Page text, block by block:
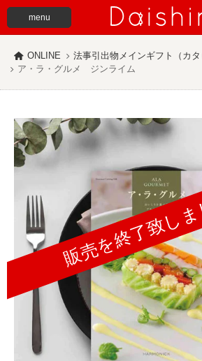
menu
ONLINE
法事引出物メインギフト（カタ
ア・ラ・グルメ ジンライム
販売を終了致し